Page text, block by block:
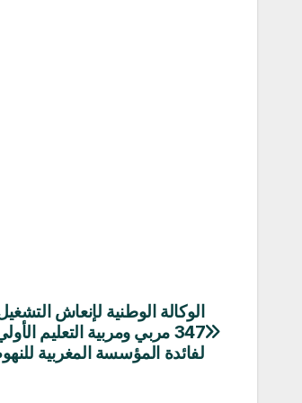
تصفّح
المقالات
الوكالة الوطنية لإنعاش
347 مربي ومربية التعليم
لفائدة المؤسسة المغربية